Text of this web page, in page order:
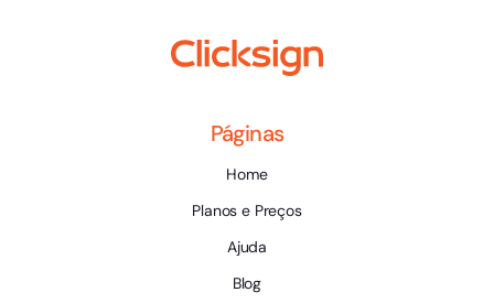
Páginas
Home
Planos e Preços
Ajuda
Blog